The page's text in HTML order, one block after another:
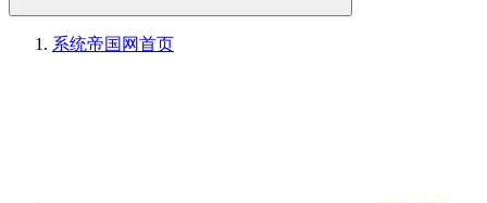
系统帝国网首页